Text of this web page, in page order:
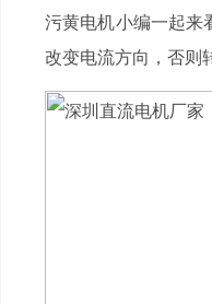
污黄电机小编一起来
改变电流方向，否则